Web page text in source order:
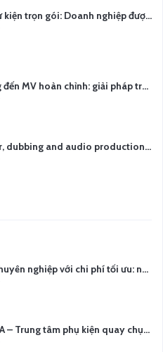
Tổ chức sự kiện trọn gói: Doanh nghiệp được gì khi chọn đơn vị chuyên nghiệp?
Từ ý tưởng đến MV hoàn chỉnh: giải pháp trọn gói tại YCN Media
Voice over, dubbing and audio production services in Vietnam for global content
Làm MV chuyên nghiệp với chi phí tối ưu: nên chọn quay thực tế hay video AI?
YCN MEDIA – Trung tâm phụ kiện quay chụp tại Hà Nội